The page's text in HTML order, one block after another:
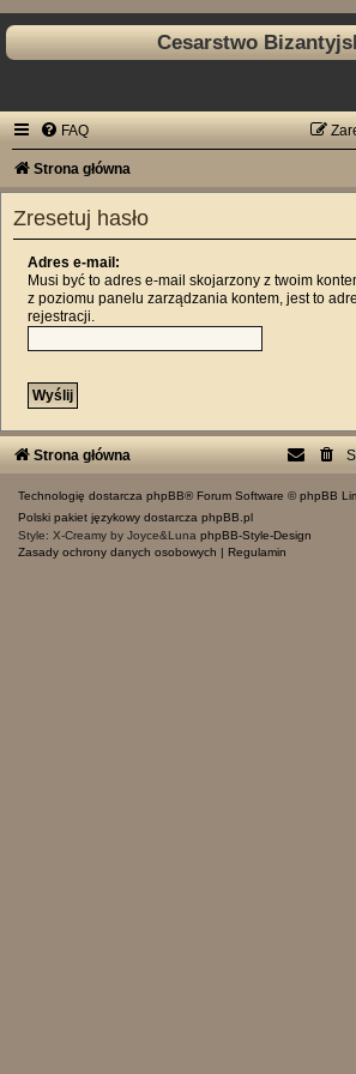
Cesarstwo
FAQ
Strona główna
Zresetuj hasło
Adres e-mail:
Musi być to adres e-mail skojarzony z twoim
z poziomu panelu zarządzania kontem, jest to
rejestracji.
Strona główna
Technologię dostarcza phpBB® Forum Software © phpBB
Polski pakiet językowy dostarcza phpBB.pl
Style: X-Creamy by Joyce&Luna phpBB-Style-Design
Zasady ochrony danych osobowych
Regulamin